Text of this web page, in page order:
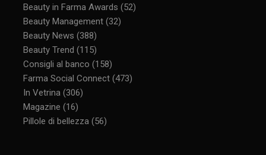
Beauty in Farma Awards (52)
Beauty Management (32)
Beauty News (388)
Beauty Trend (115)
Consigli al banco (158)
Farma Social Connect (473)
In Vetrina (306)
Magazine (16)
Pillole di bellezza (56)